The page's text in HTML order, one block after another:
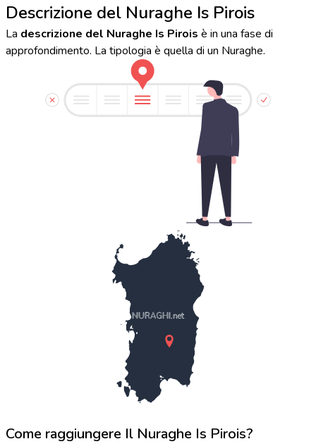
Descrizione del Nuraghe Is Pirois
La descrizione del Nuraghe Is Pirois è in una fase di
approfondimento. La tipologia è quella di un Nuraghe.
NURAGHI.net
Come raggiungere Il Nuraghe Is Pirois?